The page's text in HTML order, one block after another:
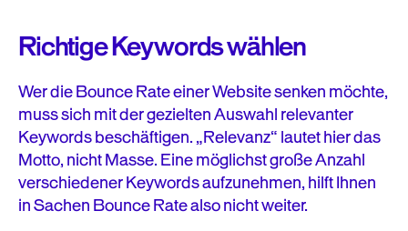
Richtige Keywords wählen
Wer die Bounce Rate einer Website senken möchte,
muss sich mit der gezielten Auswahl relevanter
Keywords beschäftigen. „Relevanz“ lautet hier das
Motto, nicht Masse. Eine möglichst große Anzahl
verschiedener Keywords aufzunehmen, hilft Ihnen
in Sachen Bounce Rate also nicht weiter.